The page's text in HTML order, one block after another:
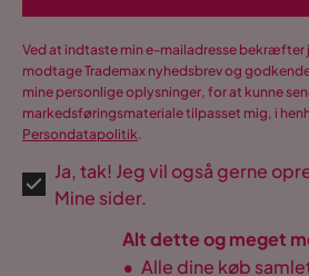
Ved at indtaste min e-mailadresse bekræfter
modtage Trademax nyhedsbrev og
mine personlige oplysninger, for at kunne
markedsføringsmateriale tilpasset mig, i
Persondatapolitik.
Ja, tak! Jeg vil også gerne
Mine sider.
Alt dette og meget
• Alle dine køb